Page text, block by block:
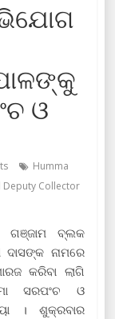
ଓ
Humma
Deputy Collector
ଗଞ୍ଜାମ ବ୍ଲକ
ଦାସଙ୍କ ନାମରେ
କରିବା ଲାଗି
ସରପଂଚ ଓ
। ଶୁକ୍ରବାର